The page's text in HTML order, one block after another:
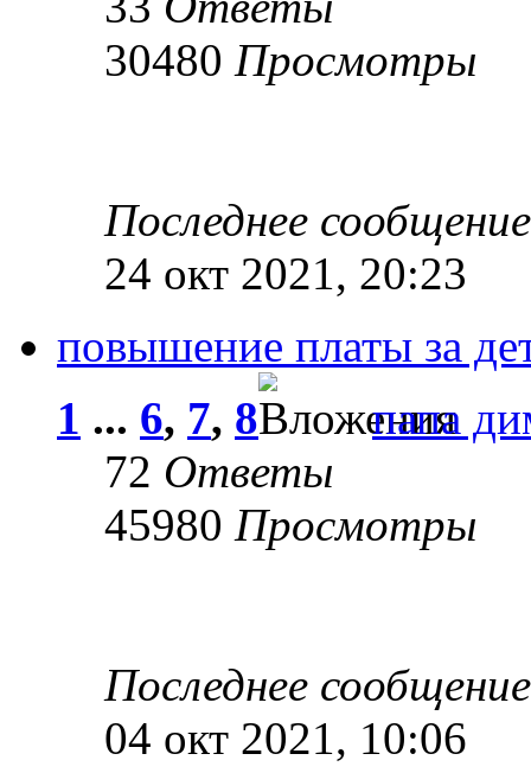
30480 Просмотры
Последнее
24 окт 2021, 20:23
повышение платы за
1 ... 6, 7, 8
папа
72 Ответы
45980 Просмотры
Последнее
04 окт 2021, 10:06